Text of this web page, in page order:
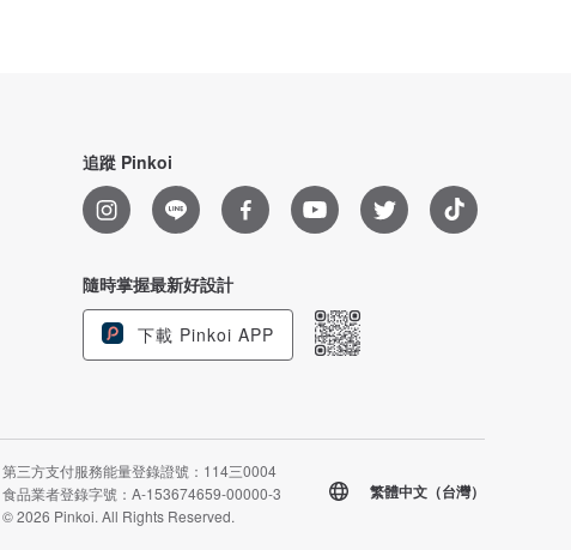
追蹤 Pinkoi
隨時掌握最新好設計
下載 Pinkoi APP
第三方支付服務能量登錄證號：114三0004
食品業者登錄字號：A-153674659-00000-3
© 2026 Pinkoi. All Rights Reserved.
繁體中文（台灣）